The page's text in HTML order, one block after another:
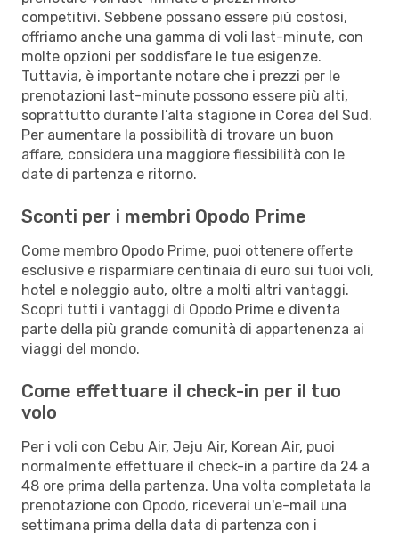
competitivi. Sebbene possano essere più costosi,
offriamo anche una gamma di voli last-minute, con
molte opzioni per soddisfare le tue esigenze.
Tuttavia, è importante notare che i prezzi per le
prenotazioni last-minute possono essere più alti,
soprattutto durante l’alta stagione in Corea del Sud.
Per aumentare la possibilità di trovare un buon
affare, considera una maggiore flessibilità con le
date di partenza e ritorno.
Sconti per i membri Opodo Prime
Come membro Opodo Prime, puoi ottenere offerte
esclusive e risparmiare centinaia di euro sui tuoi voli,
hotel e noleggio auto, oltre a molti altri vantaggi.
Scopri tutti i vantaggi di Opodo Prime e diventa
parte della più grande comunità di appartenenza ai
viaggi del mondo.
Come effettuare il check-in per il tuo
volo
Per i voli con Cebu Air, Jeju Air, Korean Air, puoi
normalmente effettuare il check-in a partire da 24 a
48 ore prima della partenza. Una volta completata la
prenotazione con Opodo, riceverai un'e-mail una
settimana prima della data di partenza con i